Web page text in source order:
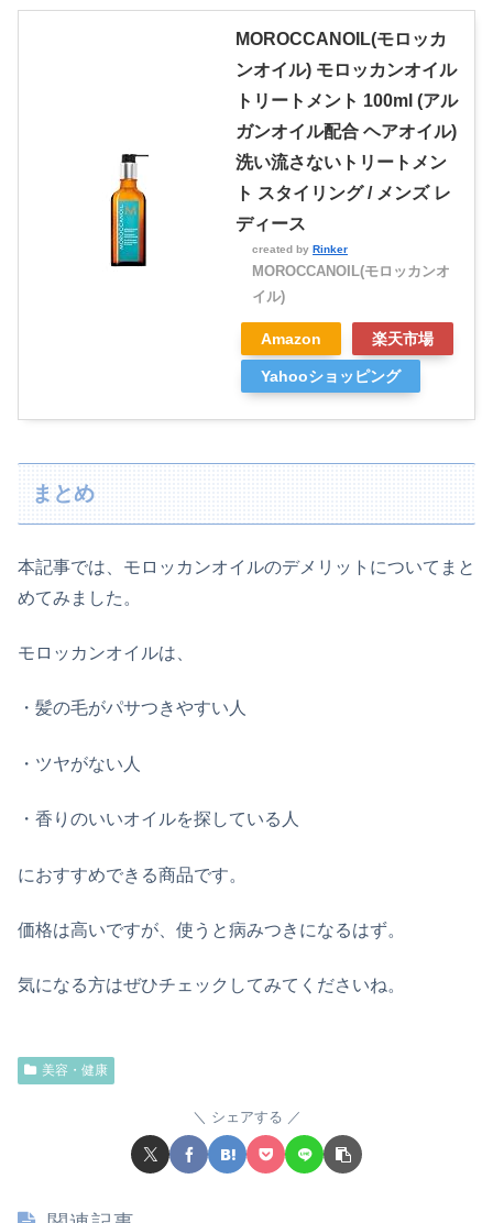
MOROCCANOIL(モロッカ
ンオイル) モロッカンオイル
トリートメント 100ml (アル
ガンオイル配合 ヘアオイル)
洗い流さないトリートメン
ト スタイリング / メンズ レ
ディース
created by Rinker
MOROCCANOIL(モロッカンオ
イル)
Amazon 楽天市場
Yahooショッピング
まとめ
本記事では、モロッカンオイルのデメリットについてまと
めてみました。
モロッカンオイルは、
・髪の毛がパサつきやすい人
・ツヤがない人
・香りのいいオイルを探している人
におすすめできる商品です。
価格は高いですが、使うと病みつきになるはず。
気になる方はぜひチェックしてみてくださいね。
美容・健康
シェアする